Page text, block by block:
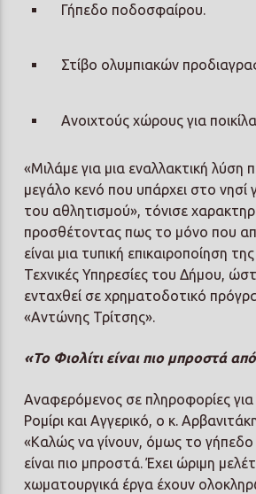
Γήπεδο ποδοσφαίρου.
Στίβο ολυμπιακών
Ανοιχτούς χώρους για
«Μιλάμε για μια εναλλακτική λύση
μεγάλο κενό που υπάρχει στο νησί
του αθλητισμού», τόνισε
προσθέτοντας πως το μόνο που
είναι μια τυπική επικαιροποίηση
Τεχνικές Υπηρεσίες του Δήμου,
ενταχθεί σε χρηματοδοτικό
«Αντώνης Τρίτσης».
«Το Φιολίτι είναι πιο μπροστά
Αναφερόμενος σε πληροφορίες
Ρομίρι και Αγγερικό, ο κ.
«Καλώς να γίνουν, όμως το γήπεδο
είναι πιο μπροστά. Έχει ώριμη
χωματουργικά έργα έχουν